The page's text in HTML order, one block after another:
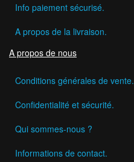
Info paiement sécurisé.
A propos de la livraison.
A propos de nous
Conditions générales de vente.
Confidentialité et sécurité.
Qui sommes-nous ?
Informations de contact.